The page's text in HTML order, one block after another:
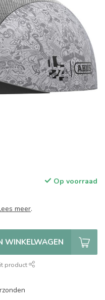
Op voorraad
meer.
WINKELWAGEN
product